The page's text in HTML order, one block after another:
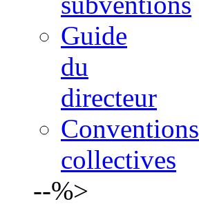
Guide
du
directeur
Conventions
collectives
--%>